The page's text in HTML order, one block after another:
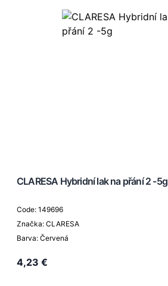
CLARESA Hybridní lak na přání 2 -5g
Code: 149696
Značka: CLARESA
Barva: Červená
4,23 €